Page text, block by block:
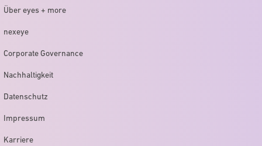
Über eyes + more
nexeye
Corporate Governance
Nachhaltigkeit
Datenschutz
Impressum
Karriere